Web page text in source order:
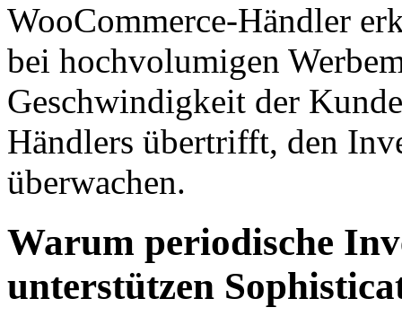
WooCommerce-Händler
bei hochvolumigen
Geschwindigkeit der
Händlers übertrifft, den
überwachen.
Warum periodische
unterstützen